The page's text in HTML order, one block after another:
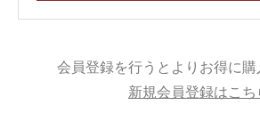
会員登録を行うとよりお得に
新規会員登録はこち